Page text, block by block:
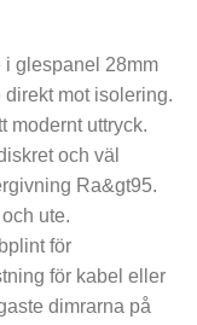
i glespanel 28mm
mot isolering.
modernt uttryck.
och väl
Ra&gt95.
ute.
för
för kabel eller
dimrarna på